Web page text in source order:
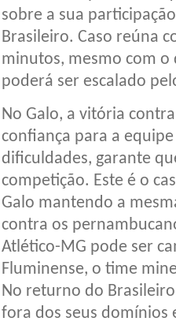
sobre a sua
Brasileiro. Caso reúna
minutos, mesmo com o
poderá ser escalado
No Galo, a vitória
confiança para a
dificuldades, garante
competição. Este é o
Galo mantendo a
contra os
Atlético-MG pode ser
Fluminense, o time
No returno do
fora dos seus domínios